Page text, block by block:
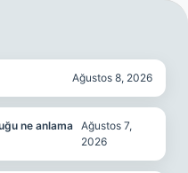
Ağustos 8, 2026
ne anlama Ağustos 7,
2026